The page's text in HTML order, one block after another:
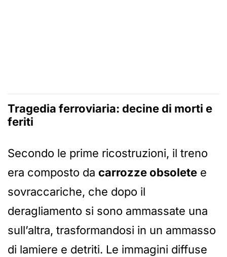
Tragedia ferroviaria: decine di morti e
feriti
Secondo le prime ricostruzioni, il treno
era composto da carrozze obsolete e
sovraccariche, che dopo il
deragliamento si sono ammassate una
sull’altra, trasformandosi in un ammasso
di lamiere e detriti. Le immagini diffuse